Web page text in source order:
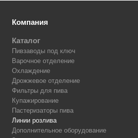
Компания
Каталог
Пивзаводы под ключ
Варочное отделение
Охлаждение
Дрожжевое отделение
Фильтры для пива
Купажирование
Пастеризаторы пива
Линии розлива
Дополнительное оборудование